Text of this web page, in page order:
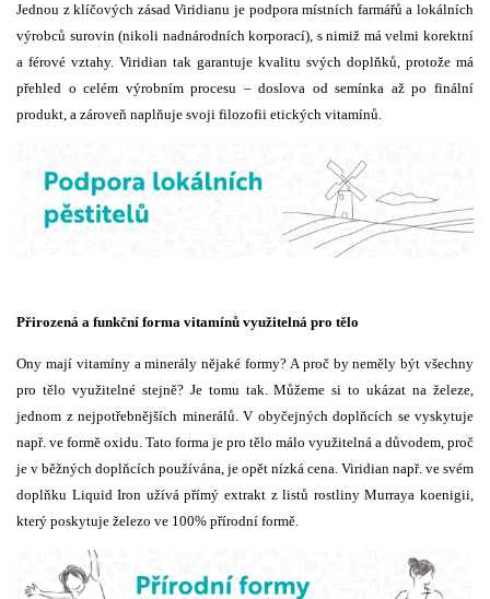
Jednou z klíčových zásad Viridianu je podpora místních farmářů a lokálních
výrobců surovin (nikoli nadnárodních korporací), s nimiž má velmi korektní
a férové vztahy. Viridian tak garantuje kvalitu svých doplňků, protože má
přehled o celém výrobním procesu – doslova od semínka až po finální
produkt, a zároveň naplňuje svoji filozofii etických vitamínů.
Přirozená a funkční forma vitamínů využitelná pro tělo
Ony mají vitamíny a minerály nějaké formy? A proč by neměly být všechny
pro tělo využitelné stejně? Je tomu tak. Můžeme si to ukázat na železe,
jednom z nejpotřebnějších minerálů. V obyčejných doplňcích se vyskytuje
např. ve formě oxidu. Tato forma je pro tělo málo využitelná a důvodem, proč
je v běžných doplňcích používána, je opět nízká cena. Viridian např. ve svém
doplňku Liquid Iron užívá přímý extrakt z listů rostliny Murraya koenigii,
který poskytuje železo ve 100% přírodní formě.